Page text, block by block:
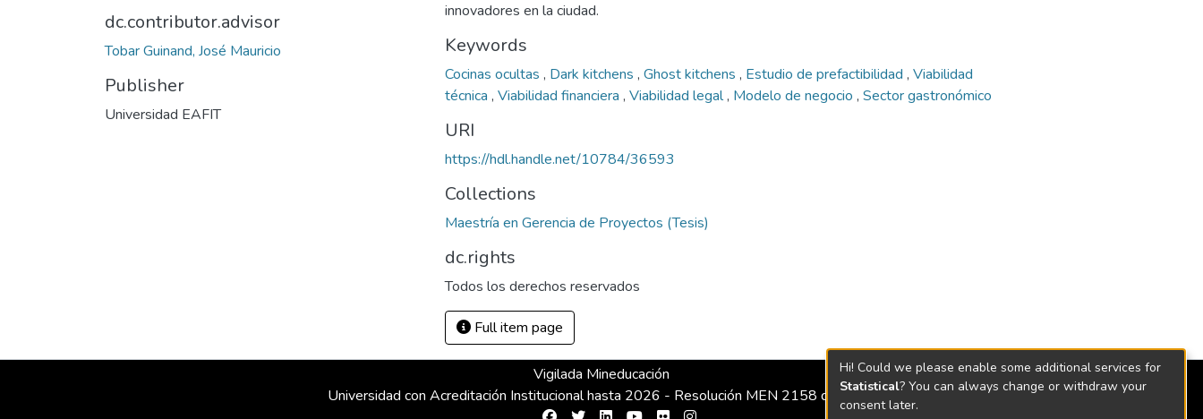
dc.contributor.advisor
Tobar Guinand, José Mauricio
Publisher
Universidad EAFIT
innovadores en la ciudad.
Keywords
Cocinas ocultas , Dark kitchens , Ghost kitchens , Estudio de prefactibilidad , Viabilidad
técnica , Viabilidad financiera , Viabilidad legal, Modelo de negocio , Sector gastronómico
URI
https://hdl.handle.net/10784/36593
Collections
Maestría en Gerencia de Proyectos (Tesis)
dc.rights
Todos los derechos reservados
Full item page
Vigilada Mineducación
Universidad con Acreditación Institucional hasta 2026 - Resolución MEN 2158 de 2018
Hi! Could we please enable some additional services for
Statistical? You can always change or withdraw your
consent later.